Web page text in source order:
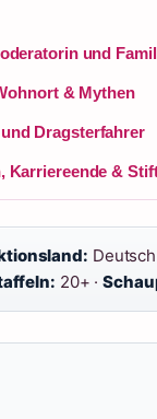
und
& Mythen
Dragsterfahrer
Karriereende &
20+ ·